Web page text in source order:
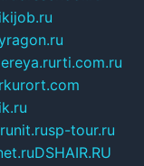
rti.com.ru
sp-tour.ru
DSHAIR.RU